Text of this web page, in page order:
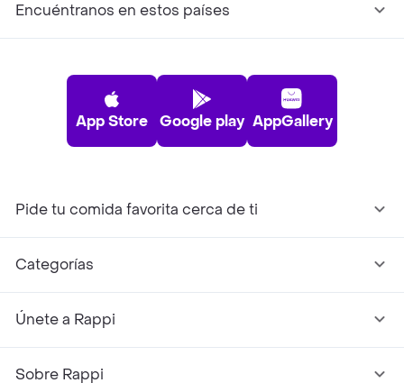
Encuéntranos en estos países
App Store Google play AppGallery
Pide tu comida favorita cerca de ti
Categorías
Únete a Rappi
Sobre Rappi